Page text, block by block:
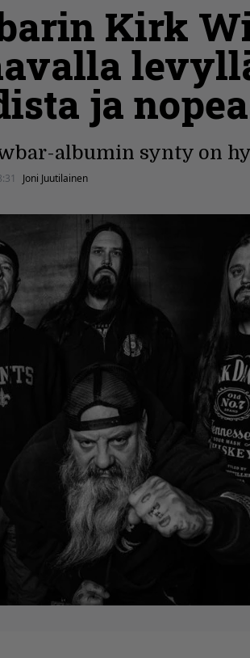
Kirk
ja
albumin synty on
Joni Juutilainen